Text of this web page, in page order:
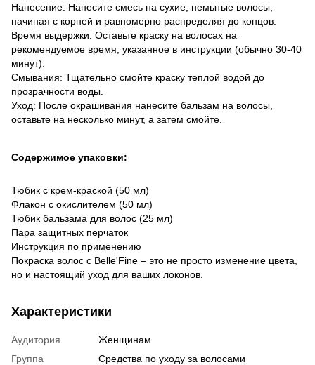
Нанесение: Нанесите смесь на сухие, немытые волосы,
начиная с корней и равномерно распределяя до концов.
Время выдержки: Оставьте краску на волосах на
рекомендуемое время, указанное в инструкции (обычно 30-40
минут).
Смывания: Тщательно смойте краску теплой водой до
прозрачности воды.
Уход: После окрашивания нанесите бальзам на волосы,
оставьте на несколько минут, а затем смойте.
Содержимое упаковки:
Тюбик с крем-краской (50 мл)
Флакон с окислителем (50 мл)
Тюбик бальзама для волос (25 мл)
Пара защитных перчаток
Инструкция по применению
Покраска волос с Belle'Fine – это не просто изменение цвета,
но и настоящий уход для ваших локонов.
Характеристики
Аудитория
Женщинам
Группа
Средства по уходу за волосами